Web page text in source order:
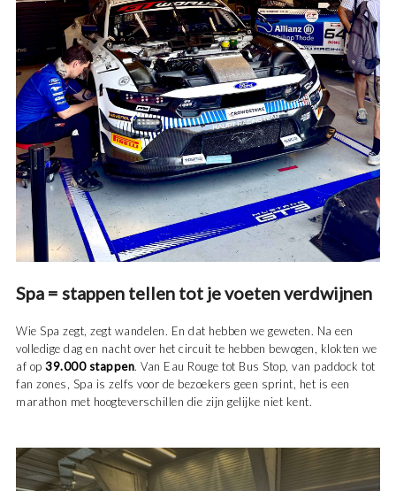
Spa = stappen tellen tot je voeten verdwijnen
Wie Spa zegt, zegt wandelen. En dat hebben we geweten. Na een
volledige dag en nacht over het circuit te hebben bewogen, klokten we
af op 39.000 stappen. Van Eau Rouge tot Bus Stop, van paddock tot
fan zones, Spa is zelfs voor de bezoekers geen sprint, het is een
marathon met hoogteverschillen die zijn gelijke niet kent.